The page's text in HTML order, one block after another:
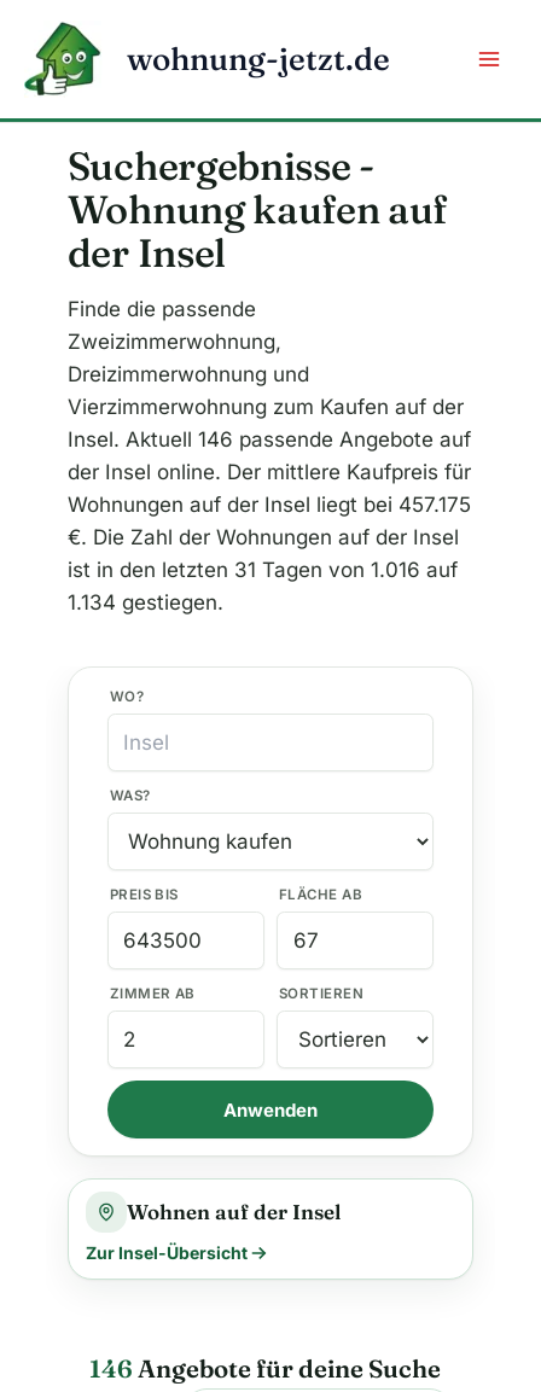
Inhalt
springen
wohnung-jetzt.de
Suchergebnisse -
Wohnung kaufen auf
der Insel
Finde die passende
Zweizimmerwohnung,
Dreizimmerwohnung und
Vierzimmerwohnung zum Kaufen auf der
Insel. Aktuell 146 passende Angebote auf
der Insel online. Der mittlere Kaufpreis für
Wohnungen auf der Insel liegt bei 457.175
€. Die Zahl der Wohnungen auf der Insel
ist in den letzten 31 Tagen von 1.016 auf
1.134 gestiegen.
WO?
WAS?
PREIS BIS FLÄCHE AB
ZIMMER AB SORTIEREN
Anwenden
Wohnen auf der Insel
Zur Insel-Übersicht
146 Angebote für deine Suche